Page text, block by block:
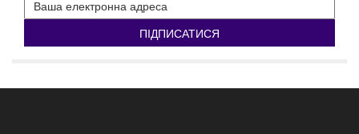
ПІДПИСАТИСЯ